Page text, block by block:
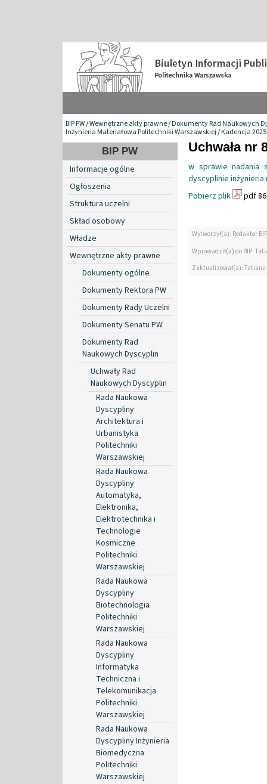
BIP PW/Wewnętrzne akty prawne/Dokumenty Rad Naukowych
Inżynieria Materiałowa Politechniki Warszawskiej/Kadencja
BIP PW
Informacje ogólne
Ogłoszenia
Struktura uczelni
Skład osobowy
Władze
Wewnętrzne akty prawne
Dokumenty ogólne
Dokumenty Rektora PW
Dokumenty Rady Uczelni
Dokumenty Senatu PW
Dokumenty Rad
Naukowych Dyscyplin
Uchwały Rad
Naukowych Dyscyplin
Rada Naukowa
Dyscypliny
Architektura i
Urbanistyka
Politechniki
Warszawskiej
Rada Naukowa
Dyscypliny
Automatyka,
Elektronika,
Elektrotechnika i
Technologie
Kosmiczne
Politechniki
Warszawskiej
Rada Naukowa
Dyscypliny
Biotechnologia
Politechniki
Warszawskiej
Rada Naukowa
Dyscypliny
Informatyka
Techniczna i
Telekomunikacja
Politechniki
Warszawskiej
Rada Naukowa
Dyscypliny Inżynieria
Biomedyczna
Politechniki
Warszawskiej
Uchwała nr
w sprawie nadania
dyscyplinie inżynieria
Pobierz plik
pdf
Wytworzył(a): Redaktor BIP
Wprowadził(a) do BIP:
Zaktualizował(a):